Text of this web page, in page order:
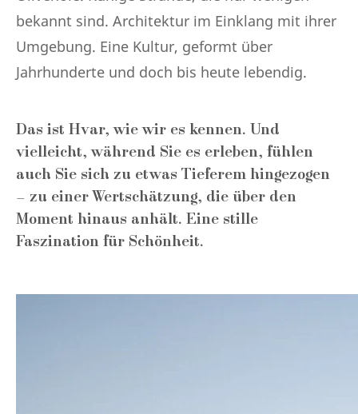
bekannt sind. Architektur im Einklang mit ihrer
Umgebung. Eine Kultur, geformt über
Jahrhunderte und doch bis heute lebendig.
Das ist Hvar, wie wir es kennen. Und
vielleicht, während Sie es erleben, fühlen
auch Sie sich zu etwas Tieferem hingezogen
– zu einer Wertschätzung, die über den
Moment hinaus anhält. Eine stille
Faszination für Schönheit.